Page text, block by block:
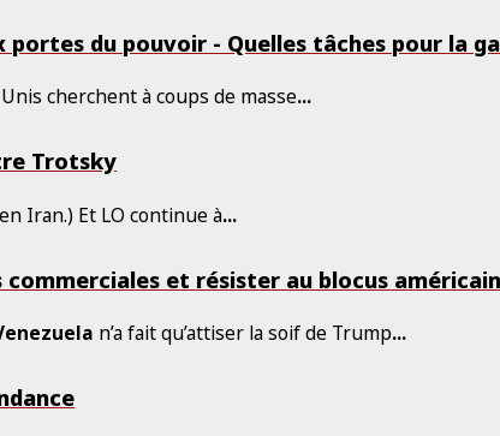
portes du pouvoir - Quelles tâches pour la
cherchent à coups de masse...
Trotsky
Iran.) Et LO continue à...
et résister au blocus
n’a fait qu’attiser la soif de Trump...